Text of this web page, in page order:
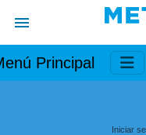
Principal
Iniciar